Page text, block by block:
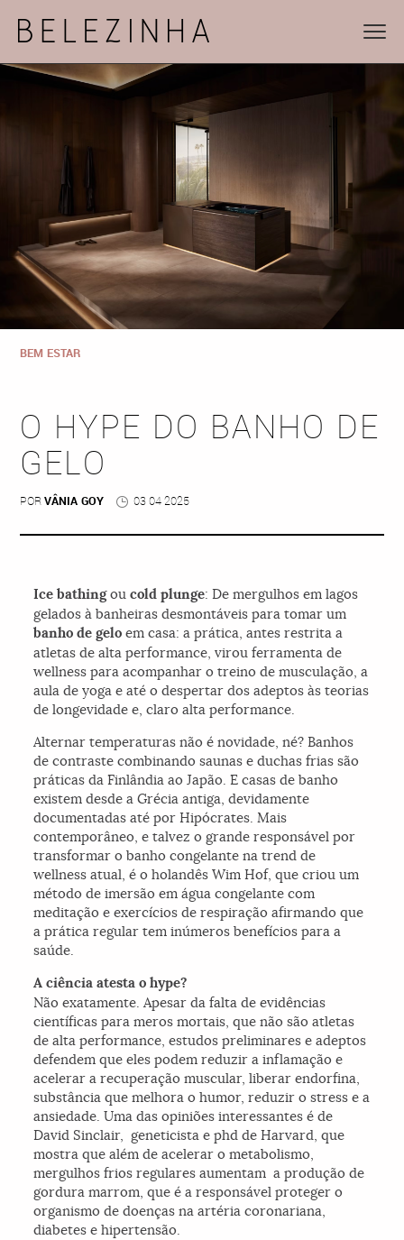
BEM ESTAR
O HYPE DO BANHO DE
GELO
PORVÂNIA GOY 03 04 2025
Ice bathingoucold plunge: De mergulhos em lagos
gelados à banheiras desmontáveis para tomar um
banho de geloem casa: a prática, antes restrita a
atletas de alta performance, virou ferramenta de
wellness para acompanhar o treino de musculação, a
aula de yoga e até o despertar dos adeptos às teorias
de longevidade e, claro alta performance.
Alternar temperaturas não é novidade, né? Banhos
de contraste combinando saunas e duchas frias são
práticas da Finlândia ao Japão. E casas de banho
existem desde a Grécia antiga, devidamente
documentadas até por Hipócrates. Mais
contemporâneo, e talvez o grande responsável por
transformar o banho congelante na trend de
wellness atual, é o holandês Wim Hof, que criou um
método de imersão em água congelante com
meditação e exercícios de respiração afirmando que
a prática regular tem inúmeros benefícios para a
saúde.
A ciência atesta o hype?
Não exatamente. Apesar da falta de evidências
científicas para meros mortais, que não são atletas
de alta performance, estudos preliminares e adeptos
defendem que eles podem reduzir a inflamação e
acelerar a recuperação muscular, liberar endorfina,
substância que melhora o humor, reduzir o stress e a
ansiedade. Uma das opiniões interessantes é de
David Sinclair, geneticista e phd de Harvard, que
mostra que além de acelerar o metabolismo,
mergulhos frios regulares aumentam a produção de
gordura marrom, que é a responsável proteger o
organismo de doenças na artéria coronariana,
diabetes e hipertensão.